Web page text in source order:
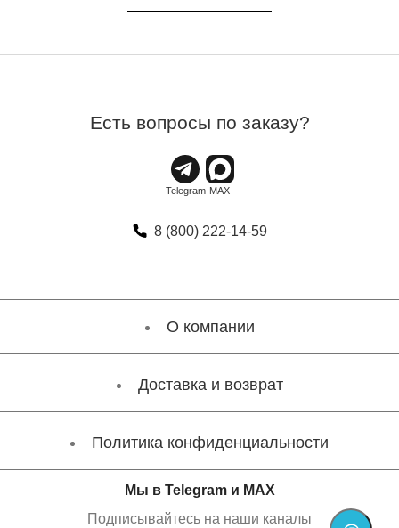
Есть вопросы по заказу?
8 (800) 222-14-59
О компании
Доставка и возврат
Политика конфиденциальности
Мы в Telegram и MAX
Подписывайтесь на наши каналы